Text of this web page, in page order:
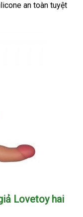
an toàn ăn
tuyệt
Lovetoy hai